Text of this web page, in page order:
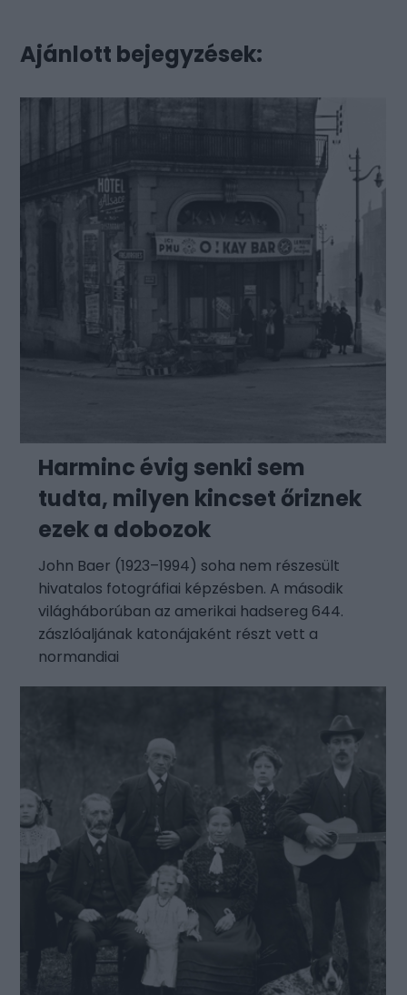
Ajánlott bejegyzések:
Harminc évig senki sem
tudta, milyen kincset őriznek
ezek a dobozok
John Baer (1923–1994) soha nem részesült
hivatalos fotográfiai képzésben. A második
világháborúban az amerikai hadsereg 644.
zászlóaljának katonájaként részt vett a
normandiai